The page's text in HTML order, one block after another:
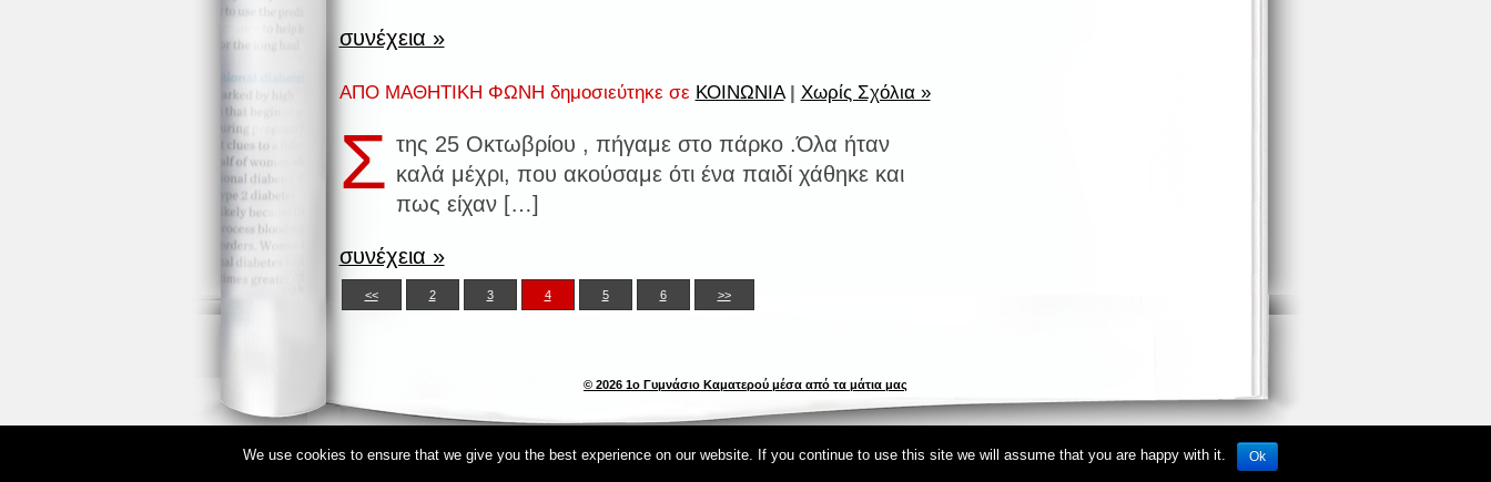
συνέχεια »
ΑΠΟ ΜΑΘΗΤΙΚΗ ΦΩΝΗ δημοσιεύτηκε σε ΚΟΙΝΩΝΙΑ | Χωρίς Σχόλια »
Σ της 25 Οκτωβρίου , πήγαμε στο πάρκο .Όλα ήταν
καλά μέχρι, που ακούσαμε ότι ένα παιδί χάθηκε και
πως είχαν […]
συνέχεια »
<< 2 3 4 5 6 >>
© 2026 1ο Γυμνάσιο Καματερού μέσα από τα μάτια μας
schoolpress.sch.gr Δήλωση προσβασιμότητας
We use cookies to ensure that we give you the best experience on our website. If you continue to use this site we will assume that you are happy with it. Ok